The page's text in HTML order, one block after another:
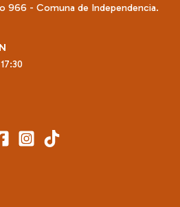
966 - Comuna de Independencia.